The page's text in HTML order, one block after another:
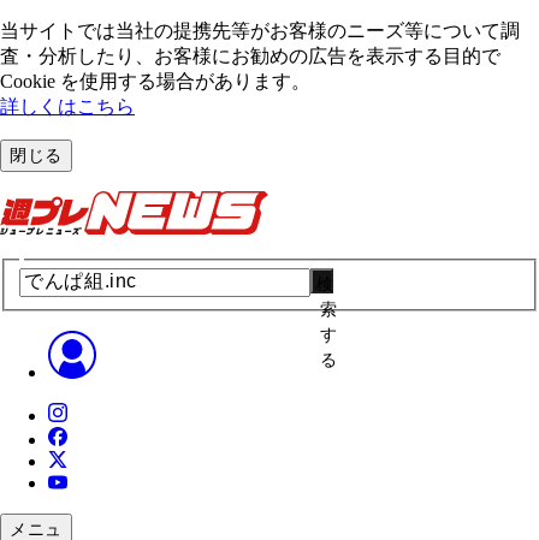
当サイトでは当社の提携先等がお客様のニーズ等について調
査・分析したり、お客様にお勧めの広告を表⽰する⽬的で
Cookie を使⽤する場合があります。
詳しくはこちら
閉じる
索
す
る
メニュ